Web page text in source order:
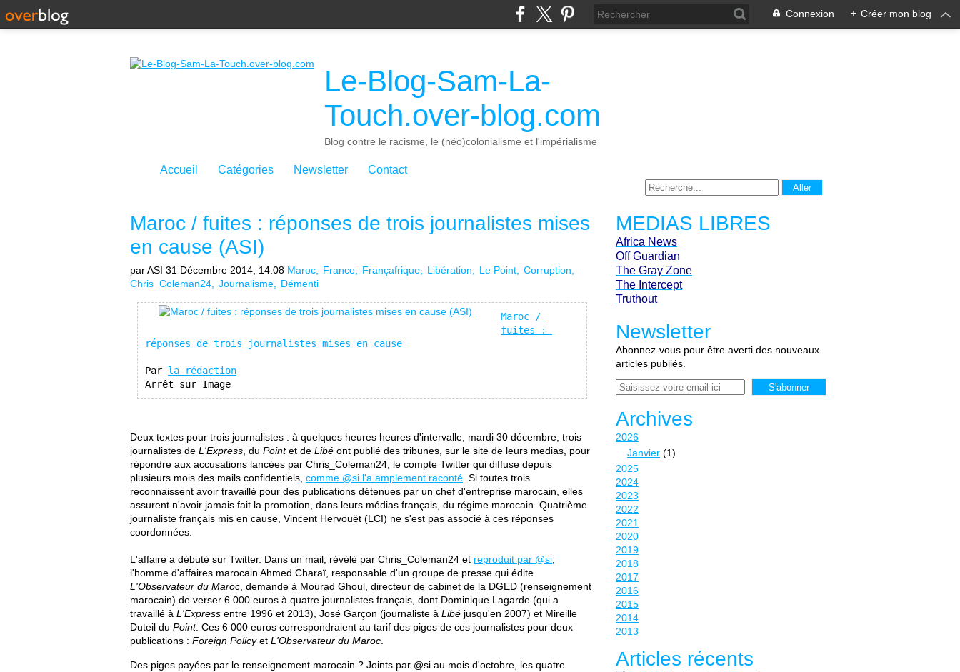
Connexion + Créer mon blog
Le-Blog-Sam-La-
Touch.over-blog.com
Blog contre le racisme, le (néo)colonialisme et l'impérialisme
Accueil Catégories Newsletter Contact
Maroc / fuites : réponses de trois journalistes mises
en cause (ASI)
par ASI 31 Décembre 2014, 14:08 Maroc France Françafrique Libération Le Point
Corruption
Chris_Coleman24
Journalisme Démenti
Maroc /
fuites :
réponses de trois journalistes mises en cause
Par la rédaction
Arrêt sur Image
Deux textes pour trois journalistes : à quelques heures heures d'intervalle, mardi 30 décembre, trois
journalistes de L'Express , du Pointet de Libé ont publié des tribunes, sur le site de leurs medias, pour
répondre aux accusations lancées par Chris_Coleman24, le compte Twitter qui diffuse depuis
plusieurs mois des mails confidentiels, comme @si l'a amplement raconté . Si toutes trois
reconnaissent avoir travaillé pour des publications détenues par un chef d'entreprise marocain, elles
assurent n'avoir jamais fait la promotion, dans leurs médias français, du régime marocain. Quatrième
journaliste français mis en cause, Vincent Hervouët (LCI) ne s'est pas associé à ces réponses
coordonnées.
L'affaire a débuté sur Twitter. Dans un mail, révélé par Chris_Coleman24 et reproduit par @si
l'homme d'affaires marocain Ahmed Charaï, responsable d'un groupe de presse qui édite
L'Observateur du Maroc , demande à Mourad Ghoul, directeur de cabinet de la DGED (renseignement
marocain) de verser 6 000 euros à quatre journalistes français, dont Dominique Lagarde (qui a
travaillé à L'Express entre 1996 et 2013), José Garçon (journaliste à Libé jusqu'en 2007) et Mireille
Duteil du Point. Ces 6 000 euros correspondraient au tarif des piges de ces journalistes pour deux
publications : Foreign Policyet L'Observateur du Maroc
Des piges payées par le renseignement marocain ? Joints par @si au mois d'octobre, les quatre
MEDIAS LIBRES
Africa News
Off Guardian
The Gray Zone
The Intercept
Truthout
Newsletter
Abonnez-vous pour être averti des nouveaux
articles publiés.
Email
Archives
2026
Janvier (1)
2025
2024
2023
2022
2021
2020
2019
2018
2017
2016
2015
2014
2013
Articles récents